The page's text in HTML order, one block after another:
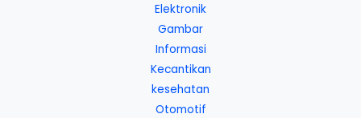
Elektronik
Gambar
Informasi
Kecantikan
kesehatan
Otomotif